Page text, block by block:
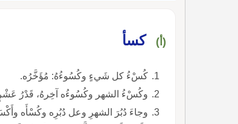
(أ) كسأ
كُسْءُ كل شَيءٍ وكُسُوءُهُ: مُؤَخَّرُه.
وكُسْءُ الشهر وكُسُوءُه آخِرهُ، قَدْرُ عَشْرٍ
وجاءَ دُبُرَ الشهرِ وعل دُبُرِه وكُسْأَه